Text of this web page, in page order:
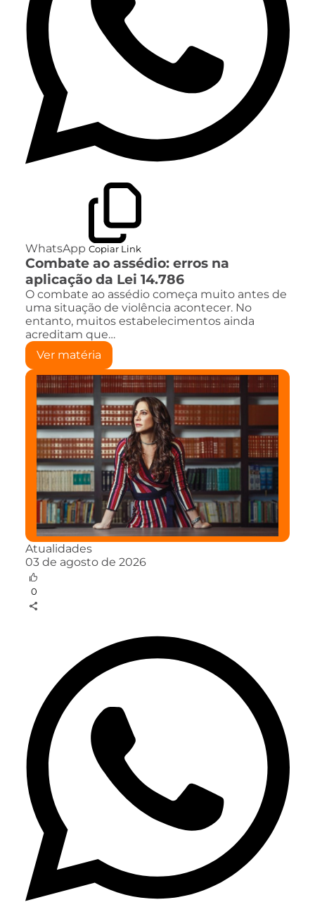
WhatsApp Copiar Link
Combate ao assédio: erros na
aplicação da Lei 14.786
O combate ao assédio começa muito antes de
uma situação de violência acontecer. No
entanto, muitos estabelecimentos ainda
acreditam que…
Ver matéria
Atualidades
03 de agosto de 2026
0